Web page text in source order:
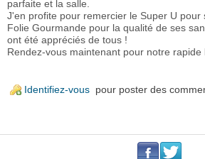
parfaite et la salle.
J'en profite pour remercier le Super U pour
Folie Gourmande pour la qualité de ses
ont été appréciés de tous !
Rendez-vous maintenant pour notre rapide
Identifiez-vous pour poster des
. .